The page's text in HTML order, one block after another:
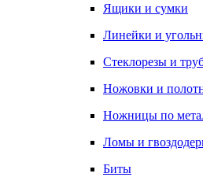
Ящики и сумки
Линейки и
Стеклорезы и
Ножовки и
Ножницы по
Ломы и
Биты